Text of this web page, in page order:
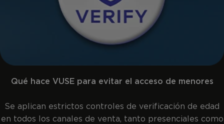
Qué hace VUSE para evitar el acceso de menores
Se aplican estrictos controles de verificación de edad
en todos los canales de venta, tanto presenciales como